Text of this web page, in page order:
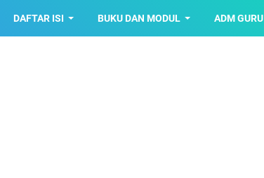
DAFTAR ISI BUKU DAN MODUL ADM GURU